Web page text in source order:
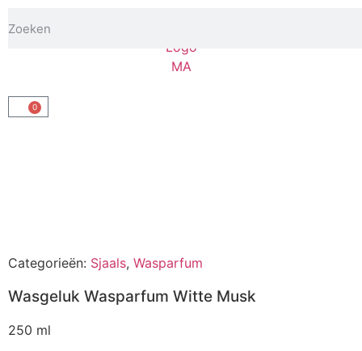
0
Categorieën: Sjaals, Wasparfum
Wasgeluk Wasparfum Witte Musk
250 ml